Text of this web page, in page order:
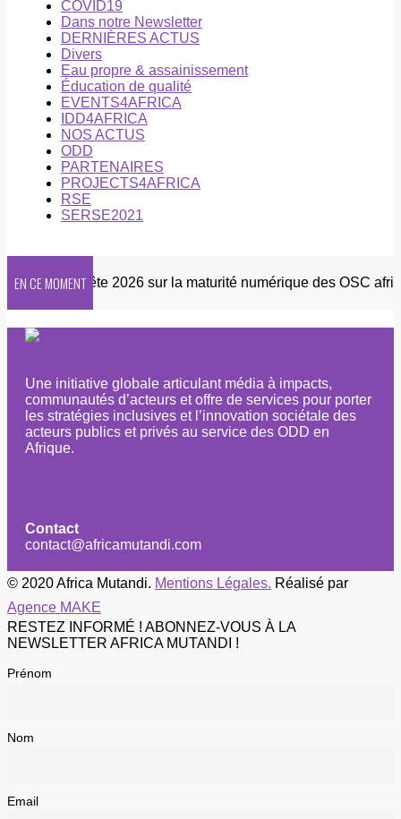
COVID19
Dans notre Newsletter
DERNIÈRES ACTUS
Divers
Eau propre & assainissement
Éducation de qualité
EVENTS4AFRICA
IDD4AFRICA
NOS ACTUS
ODD
PARTENAIRES
PROJECTS4AFRICA
RSE
SERSE2021
EN CE MOMENT
Enquête 2026 sur la maturité numérique des OSC
Une initiative globale articulant média à impacts,
communautés d’acteurs et offre de services pour porter
les stratégies inclusives et l’innovation sociétale des
acteurs publics et privés au service des ODD en
Afrique.
Contact
contact@africamutandi.com
© 2020 Africa Mutandi. Mentions Légales. Réalisé par
Agence MAKE
RESTEZ INFORMÉ ! ABONNEZ-VOUS À LA
NEWSLETTER AFRICA MUTANDI !
Prénom
Nom
Email